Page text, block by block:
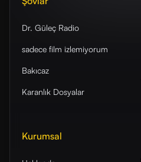
Dr. Güleç Radio
sadece film izlemiyorum
Bakıcaz
Karanlık Dosyalar
Kurumsal